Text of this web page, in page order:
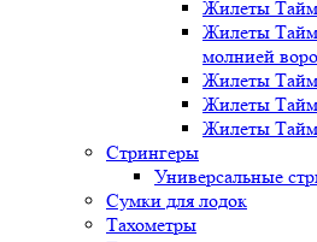
Жилеты
Жилеты
молнией
Жилеты
Жилеты
Жилеты
Стрингеры
Универсальные
Сумки для лодок
Тахометры